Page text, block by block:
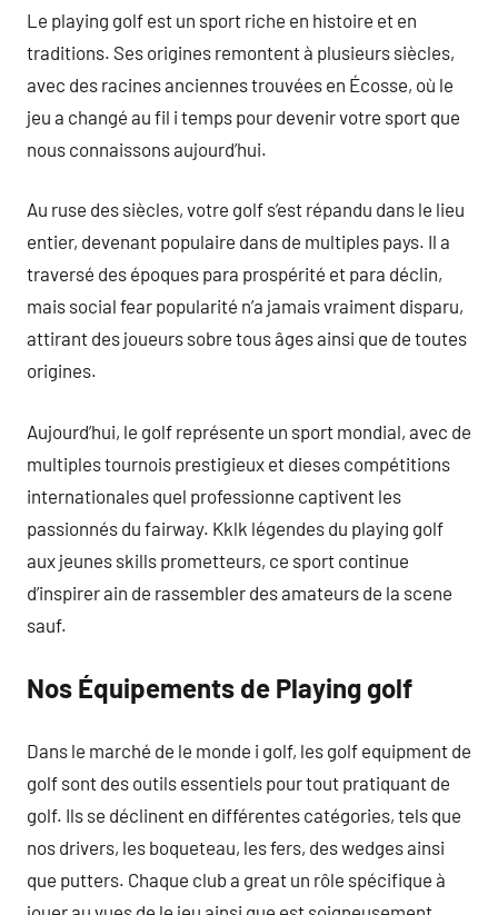
Le playing golf est un sport riche en histoire et en
traditions. Ses origines remontent à plusieurs siècles,
avec des racines anciennes trouvées en Écosse, où le
jeu a changé au fil i temps pour devenir votre sport que
nous connaissons aujourd’hui.
Au ruse des siècles, votre golf s’est répandu dans le lieu
entier, devenant populaire dans de multiples pays. Il a
traversé des époques para prospérité et para déclin,
mais social fear popularité n’a jamais vraiment disparu,
attirant des joueurs sobre tous âges ainsi que de toutes
origines.
Aujourd’hui, le golf représente un sport mondial, avec de
multiples tournois prestigieux et dieses compétitions
internationales quel professionne captivent les
passionnés du fairway. Kklk légendes du playing golf
aux jeunes skills prometteurs, ce sport continue
d’inspirer ain de rassembler des amateurs de la scene
sauf.
Nos Équipements de Playing golf
Dans le marché de le monde i golf, les golf equipment de
golf sont des outils essentiels pour tout pratiquant de
golf. Ils se déclinent en différentes catégories, tels que
nos drivers, les boqueteau, les fers, des wedges ainsi
que putters. Chaque club a great un rôle spécifique à